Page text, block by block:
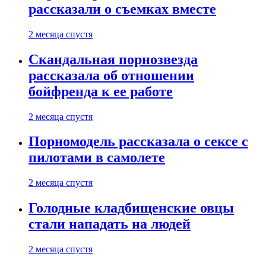
рассказали о съемках вместе
2 месяца спустя
Скандальная порнозвезда
рассказала об отношении
бойфренда к ее работе
2 месяца спустя
Порномодель рассказала о сексе с
пилотами в самолете
2 месяца спустя
Голодные кладбищенские овцы
стали нападать на людей
2 месяца спустя